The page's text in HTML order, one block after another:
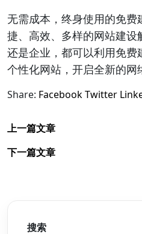
无需成本，终身使用的免
捷、高效、多样的网站建设
还是企业，都可以利用免
个性化网站，开启全新的网
Share: FacebookTwitter
上一篇文章
下一篇文章
搜索